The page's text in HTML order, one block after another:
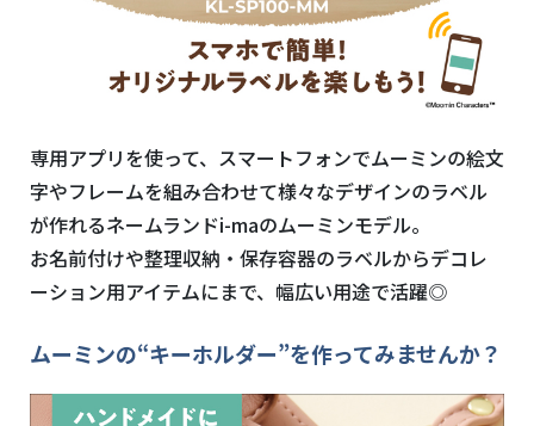
専用アプリを使って、スマートフォンでムーミンの絵文
字やフレームを組み合わせて様々なデザインのラベル
が作れるネームランドi-maのムーミンモデル。
お名前付けや整理収納・保存容器のラベルからデコレ
ーション用アイテムにまで、幅広い用途で活躍◎
ムーミンの“キーホルダー”を作ってみませんか？